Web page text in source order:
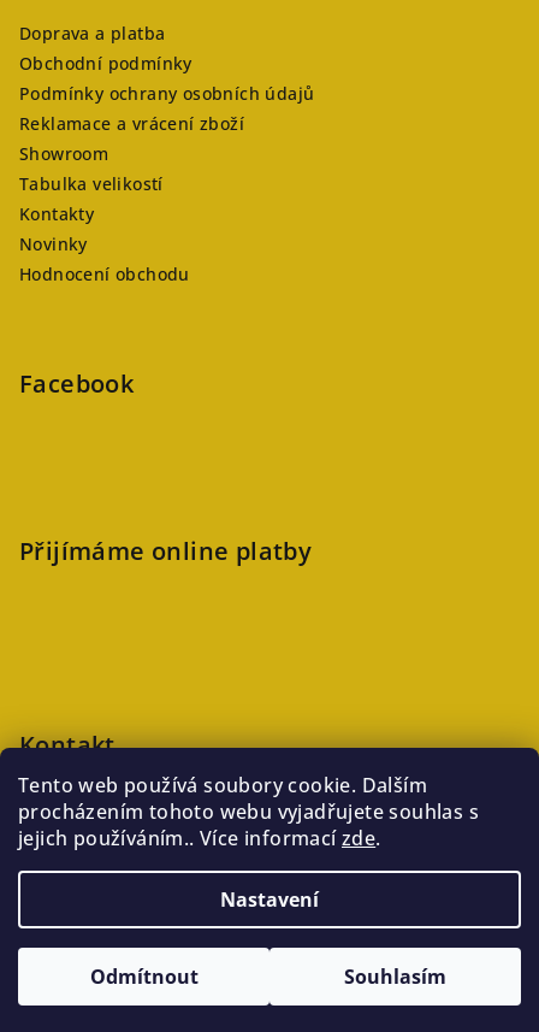
Tento web používá soubory cookie. Dalším
procházením tohoto webu vyjadřujete souhlas s
jejich používáním.. Více informacízde.
Nastavení
Odmítnout Souhlasím
Doprava a platba
Obchodní podmínky
Podmínky ochrany osobních údajů
Reklamace a vrácení zboží
Showroom
Tabulka velikostí
Kontakty
Novinky
Hodnocení obchodu
Facebook
Přijímáme online platby
Kontakt
veronika @kaftanlicious.cz
+420723126237
Copyright 2026Kaftanlicious. Všechna práva vyhrazena.
Vytvořil Shoptet